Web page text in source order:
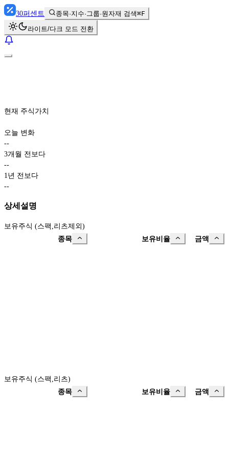
30퍼센트 종목·지수·그룹·원자재 검색⌘F
라이트/다크 모드 전환
현재 주식가치
오늘 변화
--
3개월 전보다
--
1년 전보다
--
상세설명
보유주식 (스팩,리츠제외)
종목
보유비율 금액
보유주식 (스팩,리츠)
종목
보유비율 금액